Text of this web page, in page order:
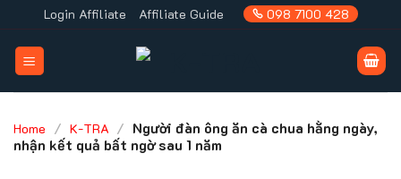
to
content
Login Affiliate Affiliate Guide 098 7100 428
Home / K-TRA / Người đàn ông ăn cà chua hằng ngày,
nhận kết quả bất ngờ sau 1 năm